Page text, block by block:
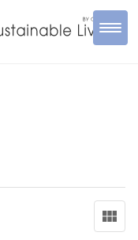
view_module